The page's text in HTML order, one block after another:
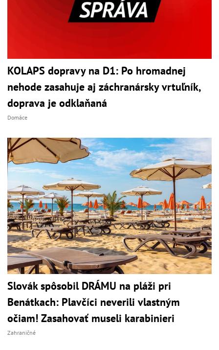
KOLAPS dopravy na D1: Po hromadnej
nehode zasahuje aj záchranársky vrtuľník,
doprava je odklaňaná
Domáce
Slovák spôsobil DRÁMU na pláži pri
Benátkach: Plavčíci neverili vlastným
očiam! Zasahovať museli karabinieri
Zahraničné